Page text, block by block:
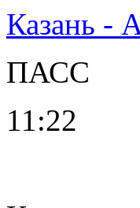
Казань -
ПАСС
11:22